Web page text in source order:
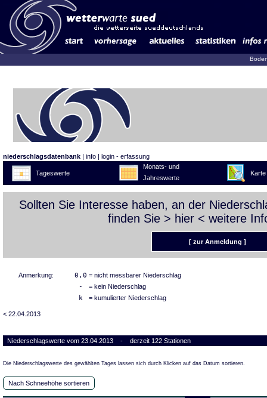
niederschlagsdatenbank | info | login - erfassung
Tageswerte
Monats- und
Jahreswerte
Karte
Sollten Sie Interesse haben, an der
finden Sie > hier < weitere
[ zur Anmeldung ]
Anmerkung: 0,0 = nicht messbarer Niederschlag
- = kein Niederschlag
k = kumulierter Niederschlag
< 22.04.2013
Niederschlagswerte vom 23.04.2013 - derzeit 122 Stationen
Die Niederschlagswerte des gewählten Tages lassen sich durch Klicken auf das Datum sortieren.
Nach Schneehöhe sortieren